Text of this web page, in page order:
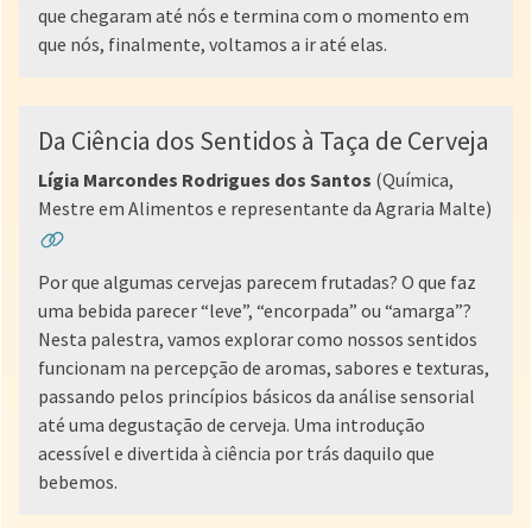
que chegaram até nós e termina com o momento em
que nós, finalmente, voltamos a ir até elas.
Da Ciência dos Sentidos à Taça de Cerveja
Lígia Marcondes Rodrigues dos Santos (Química,
Mestre em Alimentos e representante da Agraria Malte)
Por que algumas cervejas parecem frutadas? O que faz
uma bebida parecer “leve”, “encorpada” ou “amarga”?
Nesta palestra, vamos explorar como nossos sentidos
funcionam na percepção de aromas, sabores e texturas,
passando pelos princípios básicos da análise sensorial
até uma degustação de cerveja. Uma introdução
acessível e divertida à ciência por trás daquilo que
bebemos.